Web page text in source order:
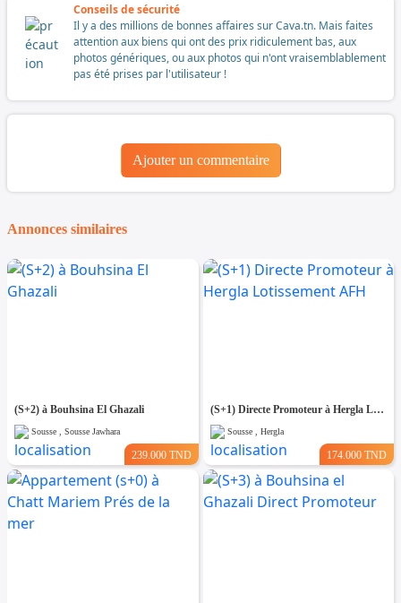
Conseils de sécurité
Il y a des millions de bonnes affaires sur Cava.tn. Mais faites
attention aux biens qui ont des prix ridiculement bas, aux
photos génériques, ou aux photos qui n'ont vraisemblablement
pas été prises par l'utilisateur !
Ajouter un commentaire
Annonces similaires
(S+2) à Bouhsina El Ghazali
Sousse , Sousse Jawhara
239.000 TND
(S+1) Directe Promoteur à Hergla Lotissement AFH
Sousse , Hergla
174.000 TND